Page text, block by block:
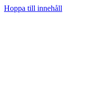
Hoppa till innehåll